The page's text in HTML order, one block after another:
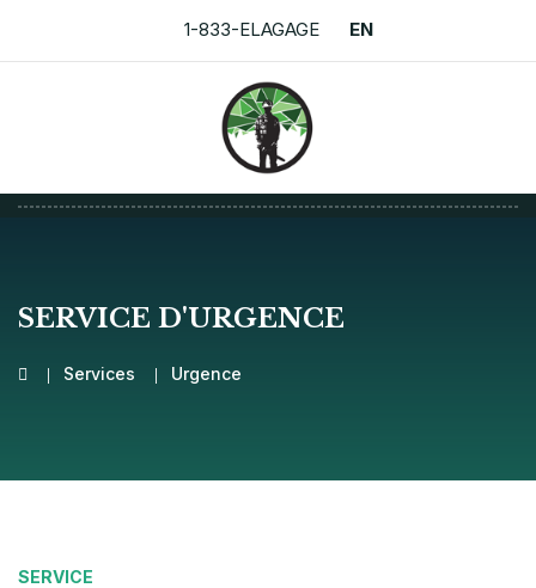
1-833-ELAGAGE EN
SERVICE D'URGENCE
Services Urgence
SERVICE